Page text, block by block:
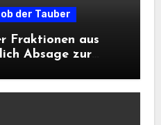
der Tauber
Fraktionen aus
Absage zur